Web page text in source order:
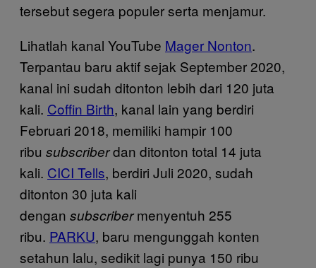
tersebut segera populer serta menjamur.
Lihatlah kanal YouTube Mager Nonton.
Terpantau baru aktif sejak September 2020,
kanal ini sudah ditonton lebih dari 120 juta
kali. Coffin Birth, kanal lain yang berdiri
Februari 2018, memiliki hampir 100
ribu subscriberdan ditonton total 14 juta
kali. CICI Tells, berdiri Juli 2020, sudah
ditonton 30 juta kali
dengan subscribermenyentuh 255
ribu. PARKU, baru mengunggah konten
setahun lalu, sedikit lagi punya 150 ribu